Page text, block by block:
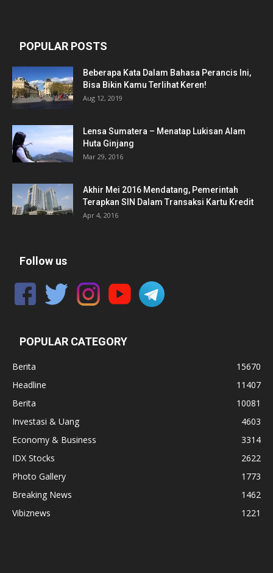
POPULAR POSTS
Beberapa Kata Dalam Bahasa Perancis Ini,
Bisa Bikin Kamu Terlihat Keren!
Aug 12, 2019
Lensa Sumatera – Menatap Lukisan Alam
Huta Ginjang
Mar 29, 2016
Akhir Mei 2016 Mendatang, Pemerintah
Terapkan SIN Dalam Transaksi Kartu Kredit
Apr 4, 2016
Follow us
POPULAR CATEGORY
Berita
15670
Headline
11407
Berita
10081
Investasi & Uang
4603
Economy & Business
3314
IDX Stocks
2622
Photo Gallery
1773
Breaking News
1462
Vibiznews
1221